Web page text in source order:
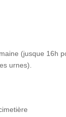
(jusque 16h
urnes).